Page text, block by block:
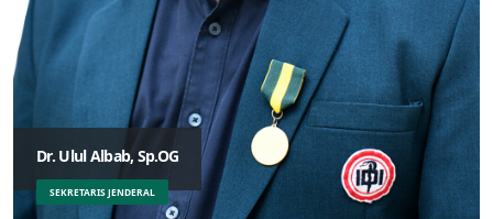
Dr. Ulul Albab, Sp.OG
SEKRETARIS JENDERAL